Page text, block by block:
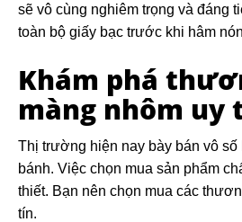
sẽ vô cùng nghiêm trọng và đáng
toàn bộ giấy bạc trước khi hâm
Khám phá
màng nhôm uy
Thị trường hiện nay bày bán vô
bánh. Việc chọn mua sản phẩm
thiết. Bạn nên chọn mua các
tín.